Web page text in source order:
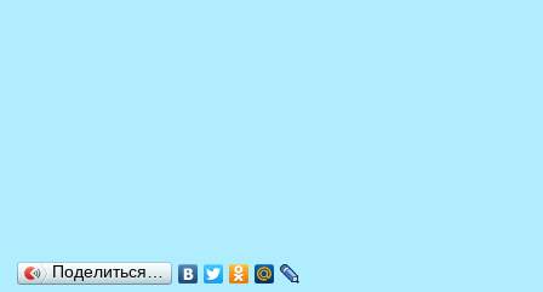
Поделиться…